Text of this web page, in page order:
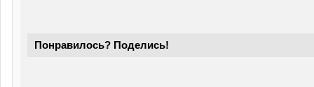
Понравилось? Поделись!